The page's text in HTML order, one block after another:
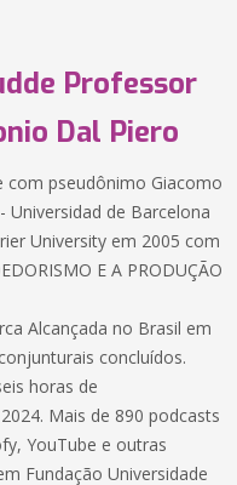
Professor
Dal Piero
com pseudônimo Giacomo
de Barcelona
University em 2005 com
E A PRODUÇÃO
Alcançada no Brasil em
concluídos.
horas de
Mais de 890 podcasts
YouTube e outras
Fundação Universidade